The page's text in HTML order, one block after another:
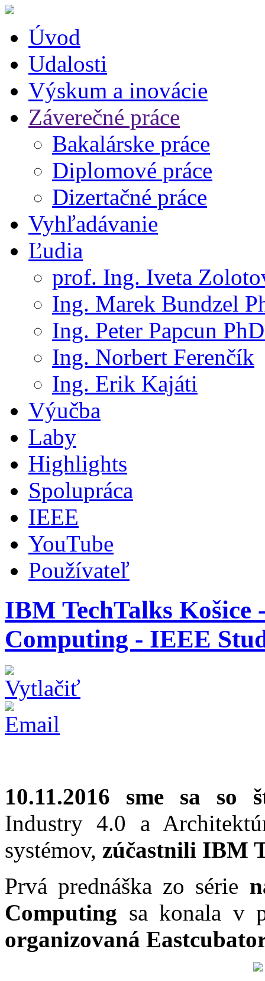
Úvod
Udalosti
Výskum a inovácie
Záverečné práce
Bakalárske práce
Diplomové práce
Dizertačné práce
Vyhľadávanie
Ľudia
prof. Ing. Iveta
Ing. Marek Bundzel
Ing. Peter Papcun
Ing. Norbert Ferenčík
Ing. Erik Kajáti
Výučba
Laby
Highlights
Spolupráca
IEEE
YouTube
Používateľ
IBM TechTalks Košice
Computing - IEEE
10.11.2016
sme sa so
Industry 4.0 a
systémov, zúčastnili IBM
Prvá prednáška zo série
Computing sa konala v
organizovaná